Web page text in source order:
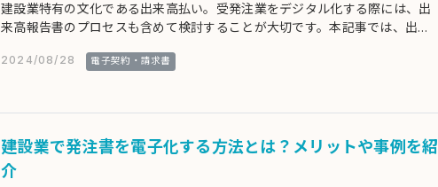
建設業特有の文化である出来高払い。受発注業をデジタル化する際には、出
来高報告書のプロセスも含めて検討することが大切です。本記事では、出来
2024/08/28 電子契約・請求書
建設業で発注書を電子化する方法とは？メリットや事例を紹
介